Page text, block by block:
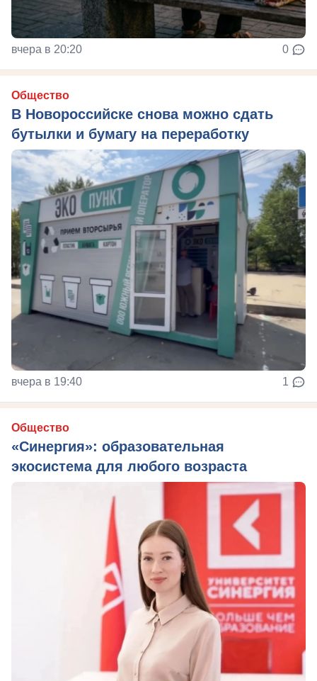
вчера в 20:20 0
Общество
В Новороссийске снова можно сдать
бутылки и бумагу на переработку
вчера в 19:40 1
Общество
«Синергия»: образовательная
экосистема для любого возраста